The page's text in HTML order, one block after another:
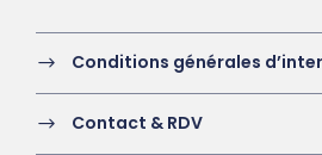
Conditions générales
Contact & RDV